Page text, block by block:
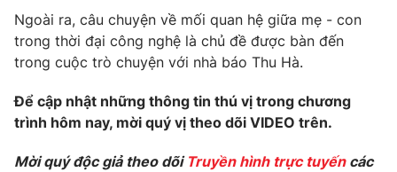
Sản phẩm
Thị trường
Tư vấn
Giao lưu trực tuyến
Lịch phát sóng
Chuyên mục khác
Emagazine Podcast
Ngoài ra, câu chuyện về mối quan hệ giữa mẹ - con
trong thời đại công nghệ là chủ đề được bàn đến
trong cuộc trò chuyện với nhà báo Thu Hà.
Để cập nhật những thông tin thú vị trong chương
trình hôm nay, mời quý vị theo dõi VIDEO trên.
Mời quý độc giả theo dõi Truyền hình trực tuyếncác